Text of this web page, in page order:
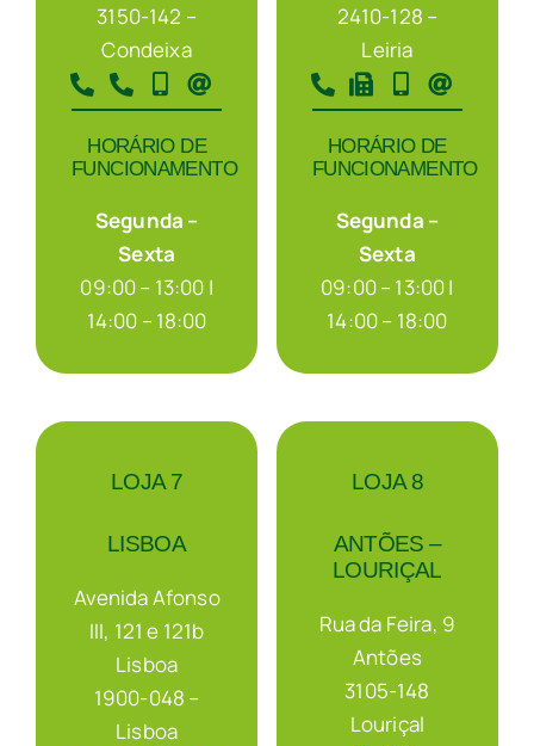
3150-142 –
Condeixa
HORÁRIO DE
FUNCIONAMENTO
Segunda –
Sexta
09:00 – 13:00 |
14:00 – 18:00
2410-128 –
Leiria
HORÁRIO DE
FUNCIONAMENTO
Segunda –
Sexta
09:00 – 13:00 |
14:00 – 18:00
LOJA 7
LISBOA
Avenida Afonso
III, 121 e 121b
Lisboa
1900-048 –
Lisboa
LOJA 8
ANTÕES –
LOURIÇAL
Rua da Feira, 9
Antões
3105-148
Louriçal